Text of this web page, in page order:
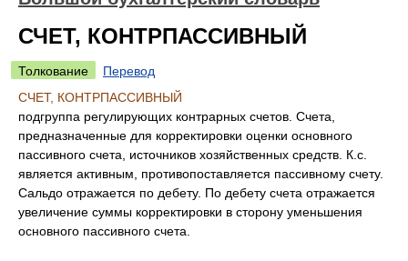
СЧЕТ, КОНТРПАССИВНЫЙ
Толкование
Перевод
СЧЕТ, КОНТРПАССИВНЫЙ
подгруппа регулирующих контрарных счетов. Счета,
предназначенные для корректировки оценки основного
пассивного счета, источников хозяйственных средств. К.с.
является активным, противопоставляется пассивному счету.
Сальдо отражается по дебету. По дебету счета отражается
увеличение суммы корректировки в сторону уменьшения
основного пассивного счета.